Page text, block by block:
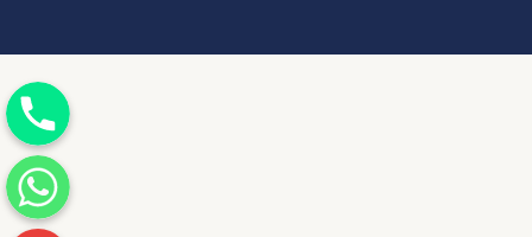
جوال
واتساب
يوتيوب